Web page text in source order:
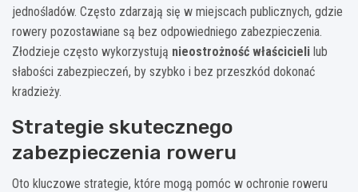
jednośladów. Często zdarzają się w miejscach publicznych, gdzie
rowery pozostawiane są bez odpowiedniego zabezpieczenia.
Złodzieje często wykorzystują nieostrożność właścicieli lub
słabości zabezpieczeń, by szybko i bez przeszkód dokonać
kradzieży.
Strategie skutecznego
zabezpieczenia roweru
Oto kluczowe strategie, które mogą pomóc w ochronie roweru